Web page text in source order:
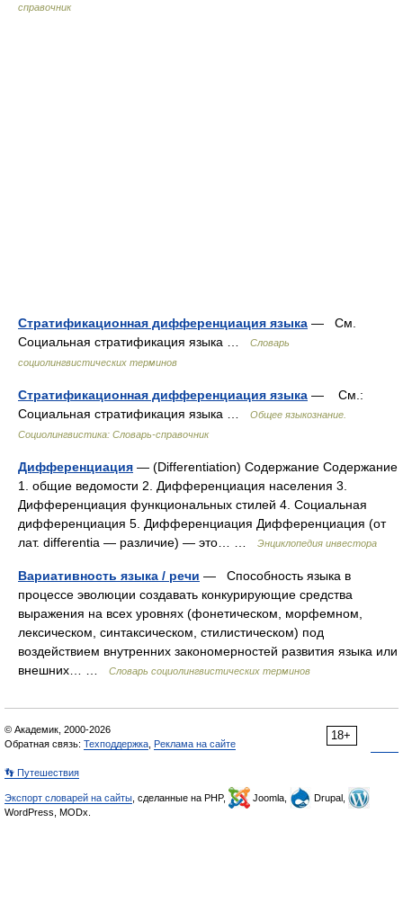
справочник
Стратификационная дифференциация языка — См.
Социальная стратификация языка …
Словарь
социолингвистических терминов
Стратификационная дифференциация языка — См.:
Социальная стратификация языка …
Общее языкознание.
Социолингвистика: Словарь-справочник
Дифференциация — (Differentiation) Содержание Содержание
1. общие ведомости 2. Дифференциация населения 3.
Дифференциация функциональных стилей 4. Социальная
дифференциация 5. Дифференциация Дифференциация (от
лат. differentia — различие) — это… …
Энциклопедия инвестора
Вариативность языка / речи — Способность языка в
процессе эволюции создавать конкурирующие средства
выражения на всех уровнях (фонетическом, морфемном,
лексическом, синтаксическом, стилистическом) под
воздействием внутренних закономерностей развития языка или
внешних… …
Словарь социолингвистических терминов
18+
© Академик, 2000-2026
Обратная связь: Техподдержка Реклама на сайте
👣 Путешествия
Экспорт словарей на сайты , сделанные на PHP, Joomla,
Drupal,
WordPress, MODx.